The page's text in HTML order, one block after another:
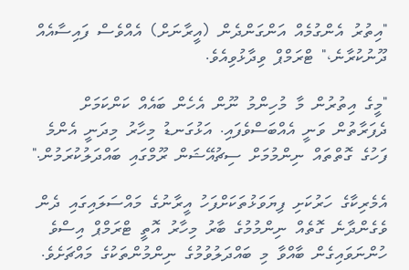
"އިތުރު އެންގުމެއް އަންގަންދެން (އީރާނަށް) އެއްވެސް ފައިސާއެއް
ދޫނުކުރާނެ،" ޓްރަމްޕް ވިދާޅުވިއެވެ.
"މީގެ އިތުރުން މާ މުހިންމު ނޫން އެހެން ބައެއް ކަންކަމަށް
ދެފަރާތުން ވަނީ އެއްބަސްވެފައި. އަޅުގަނޑު މިހާރު މިދަނީ އެންމެ
ފަހުގެ ގޮތްތައް ނިންމުމަށް ސިޗުއޭޝަން ރޫމްގައި ބައްދަލުކުރަމުން."
އެމެރިކާގެ ހަރުކަށި ފިޔަވަޅުތަކަށްފަހު އީރާނުގެ މައްސަލައިގައި ދެން
ވެގެންދާނެ ގޮތެއް ނިންމުމުގެ ބާރު މިހާރު އޮތީ ޓްރަމްޕް އިސްވެ
ހުންނަވައިގެން ބާއްވާ މި ބައްދަލުވުމުގެ ނިންމުންތަކުގެ މައްޗަށެވެ.